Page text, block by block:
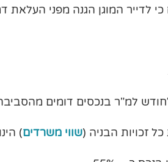
לדייר המוגן הגנה מפני העלאת
למ"ר בנכסים דומים מהסביבה הינם 120
זכויות הבניה (שווי משרדים) הינו כ –